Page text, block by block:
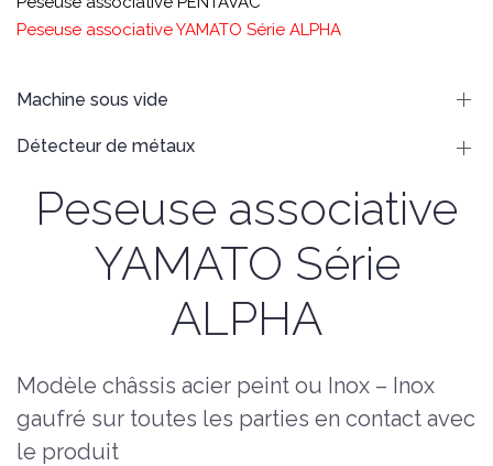
Peseuse associative YAMATO Série ALPHA
Machine sous vide
Détecteur de métaux
Peseuse associative
YAMATO Série
ALPHA
Modèle châssis acier peint ou Inox – Inox
gaufré sur toutes les parties en contact avec
le produit